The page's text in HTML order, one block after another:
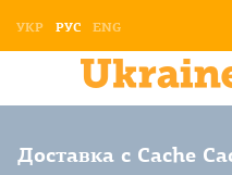
УКР РУС ENG
Доставка с Cache